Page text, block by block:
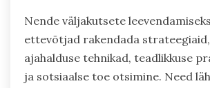
Nende väljakutsete
ettevõtjad rakendada
ajahalduse tehnikad, teadlikkuse
ja sotsiaalse toe otsimine. Need